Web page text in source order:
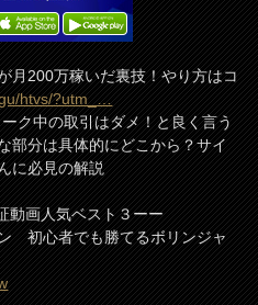
月200万稼いだ裏技！やり方はコ
htvs/?utm_…
ク中の取引はダメ！と良く言う
部分は具体的にどこから？サイ
に必見の解説
動画人気ベスト３ーー
初心者でも勝てるボリンジャ